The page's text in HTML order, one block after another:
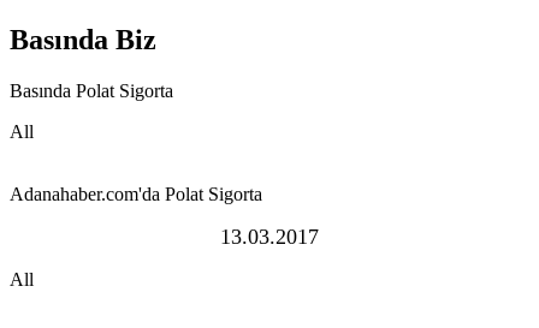
Basında Biz
Basında Polat Sigorta
All
Adanahaber.com'da Polat Sigorta
13.03.2017
All